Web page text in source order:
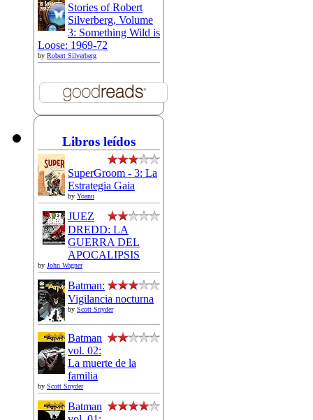
Stories of Robert
Silverberg, Volume
3: Something Wild is
Loose: 1969-72
by Robert Silverberg
Libros leídos
SuperGroom - 3: La
Estrategia Gaia
by Yoann
JUEZ
DREDD: LA
GUERRA DEL
APOCALIPSIS
by John Wagner
Batman:
Vigilancia nocturna
by Scott Snyder
Batman
vol. 02:
La muerte de la
familia
by Scott Snyder
Batman